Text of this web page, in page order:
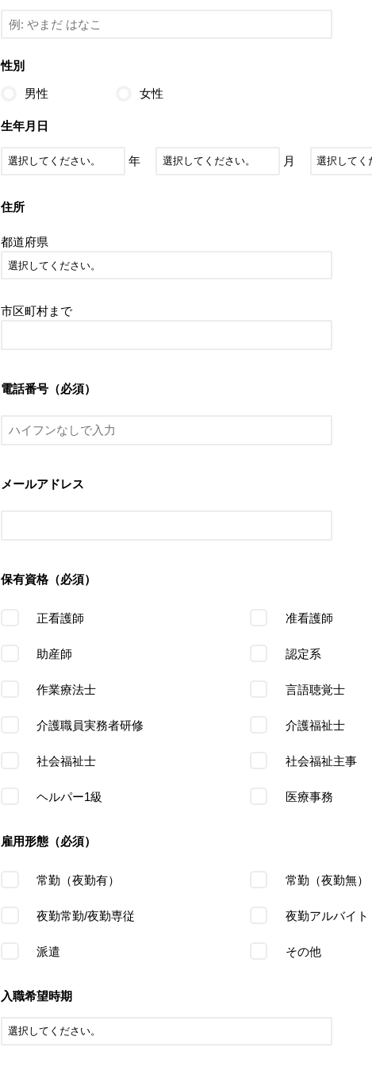
性別
男性 女性
生年月日
年 月
住所
都道府県
市区町村まで
電話番号（必須）
メールアドレス
保有資格（必須）
正看護師 准看護師
助産師 認定系
作業療法士 言語聴覚士
介護職員実務者研修 介護福祉士
社会福祉士 社会福祉主事
ヘルパー1級 医療事務
雇用形態（必須）
常勤（夜勤有） 常勤（夜勤無）
夜勤常勤/夜勤専従 夜勤アルバイト
派遣 その他
入職希望時期